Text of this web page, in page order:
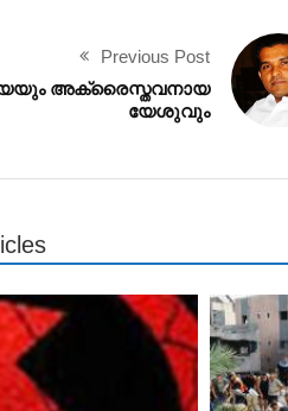
Previous Post
അക്രൈസ്തവനായ
യേശുവും